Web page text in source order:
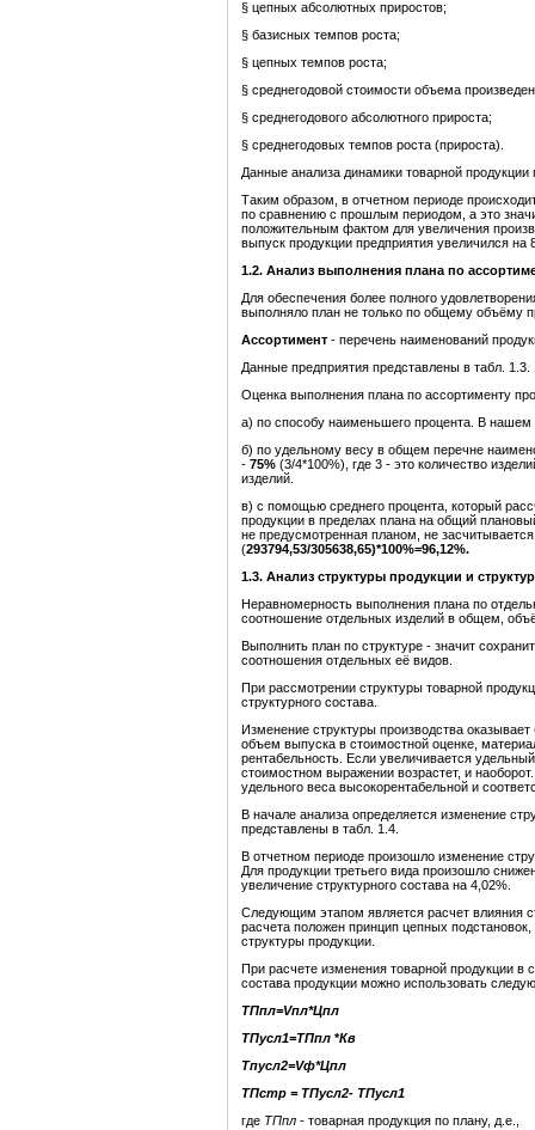
§ цепных абсолютных приростов;
§ базисных темпов роста;
§ цепных темпов роста;
§ среднегодовой стоимости объема
§ среднегодового абсолютного прироста;
§ среднегодовых темпов роста (прироста).
Данные анализа динамики товарной продукции
Таким образом, в отчетном периоде
по сравнению с прошлым периодом, а это
положительным фактом для увеличения
выпуск продукции предприятия увеличился
1.2. Анализ выполнения плана по
Для обеспечения более полного
выполняло план не только по общему объёму
Ассортимент - перечень наименований
Данные предприятия представлены в табл. 1.3.
Оценка выполнения плана по ассортименту
а) по способу наименьшего процента. В нашем
б) по удельному весу в общем перечне
- 75% (3/4*100%), где 3 - это количество
изделий.
в) с помощью среднего процента, который
продукции в пределах плана на общий
не предусмотренная планом, не
(293794,53/305638,65)*100%=96,12%.
1.3. Анализ структуры продукции и
Неравномерность выполнения плана по
соотношение отдельных изделий в общем,
Выполнить план по структуре - значит
соотношения отдельных её видов.
При рассмотрении структуры товарной
структурного состава.
Изменение структуры производства
объем выпуска в стоимостной оценке,
рентабельность. Если увеличивается
стоимостном выражении возрастет, и
удельного веса высокорентабельной и
В начале анализа определяется изменение
представлены в табл. 1.4.
В отчетном периоде произошло изменение
Для продукции третьего вида произошло
увеличение структурного состава на 4,02%.
Следующим этапом является расчет влияния
расчета положен принцип цепных
структуры продукции.
При расчете изменения товарной продукции в
состава продукции можно использовать
ТПпл=Vпл*Цпл
ТПусл1=ТПпл *Кв
Тпусл2=Vф*Цпл
ТПстр = ТПусл2- ТПусл1
где ТПпл - товарная продукция по плану, д.е.,